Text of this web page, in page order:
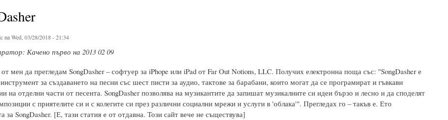
на Wed, 03/28/2018 - 21:34
Качено първо на 2013 02 09
мен да прегледам SongDasher – софтуер за iPhope или iPad от Far Out Notions, LLC. Получих електронна поща със: "SongDasher е
за създаването на песни със шест писти за аудио, тактове за барабани, които могат да се програмират и гъвкави
на отделни части от песента. SongDasher позволява на музикантите да запишат музикалните си идеи бързо и лесно и да споделят
с приятелите си и с колегите си през различни социални мрежи и услуги в 'облака'". Прегледах го – такъв е. Ето
за SongDasher. [Е, тази статия е от отдавна. Този сайт вече не съществува]